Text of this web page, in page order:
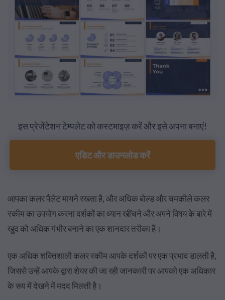
इस प्रेजेंटेशन टेम्पलेट को कस्टमाइज़ करें और इसे अपना बनाएं!
एडिट और डाउनलोड करें
आपका कलर पैलेट मायने रखता है, और अधिक बोल्ड और चमकीले कलर
स्कीम का उपयोग करना दर्शकों का ध्यान खींचने और अपने विषय के बारे में
खुद को अधिक गंभीर बनाने का एक शानदार तरीका है।
एक अधिक शक्तिशाली कलर स्कीम आपके दर्शकों पर एक प्रभाव डालती है,
जिससे उन्हें आपके द्वारा शेयर की जा रही जानकारी पर आपको एक अधिकार
के रूप में देखने में मदद मिलती है।